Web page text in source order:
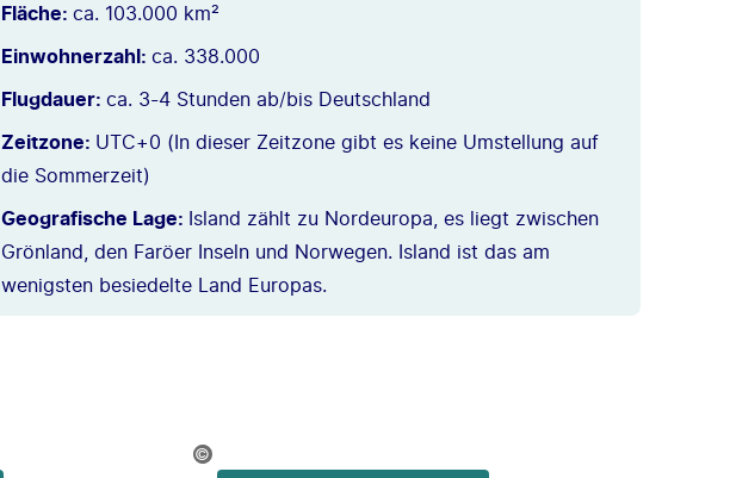
Fläche: ca. 103.000 km²
Einwohnerzahl: ca. 338.000
Flugdauer: ca. 3-4 Stunden ab/bis Deutschland
Zeitzone: UTC+0 (In dieser Zeitzone gibt es keine Umstellung auf
die Sommerzeit)
Geografische Lage: Island zählt zu Nordeuropa, es liegt zwischen
Grönland, den Faröer Inseln und Norwegen. Island ist das am
wenigsten besiedelte Land Europas.
©romas_ph - stock.adobe.com